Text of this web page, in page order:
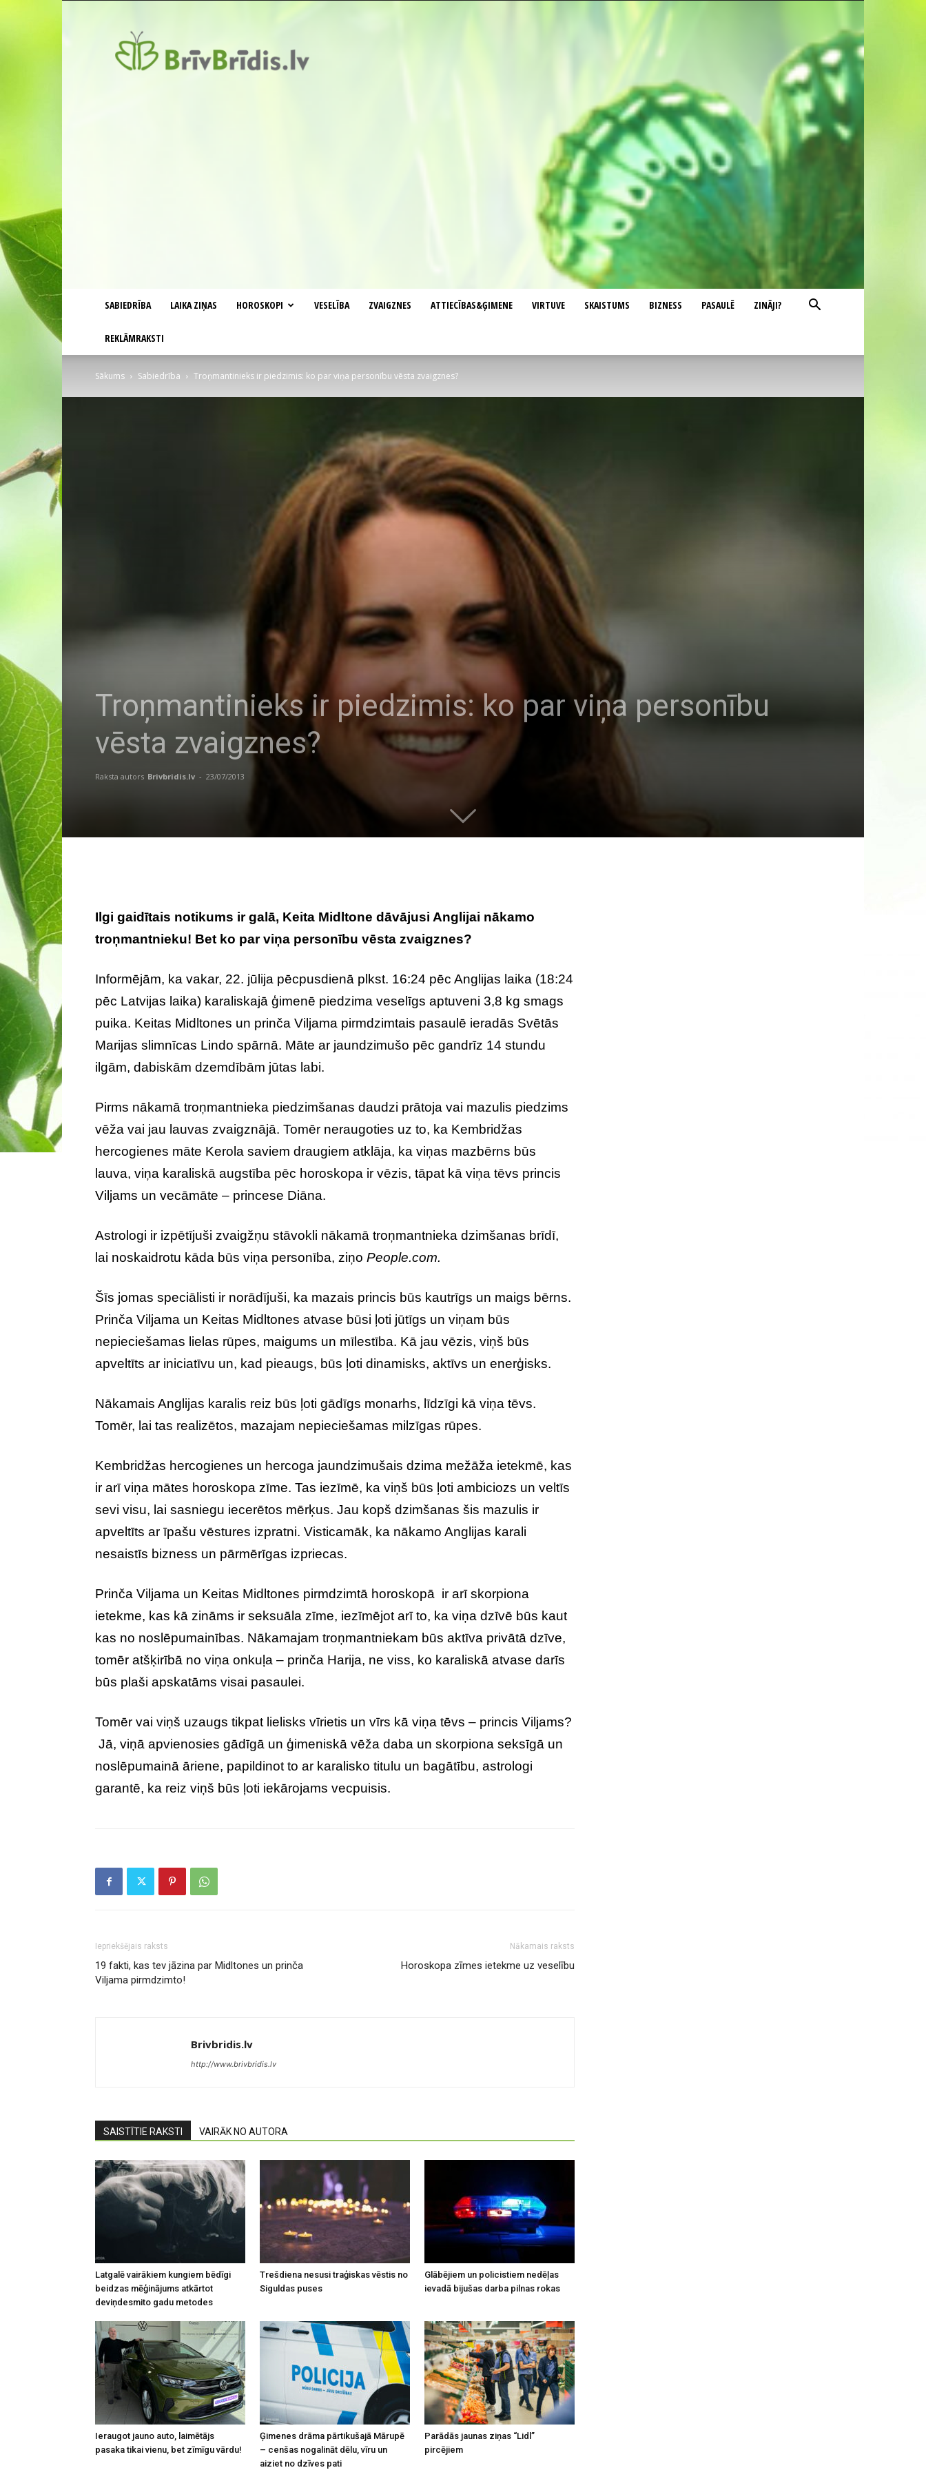
SABIEDRĪBA LAIKA ZIŅAS HOROSKOPI VESELĪBA ZVAIGZNES ATTIECĪBAS&ĢIMENE VIRTUVE SKAISTUMS BIZNESS PASAULĒ ZINĀJI?
REKLĀMRAKSTI
Sākums Sabiedrība Troņmantinieks ir piedzimis: ko par viņa personību vēsta zvaigznes?
Troņmantinieks ir piedzimis: ko par viņa personību
vēsta zvaigznes?
Raksta autors Brivbridis.lv - 23/07/2013
Ilgi gaidītais notikums ir galā, Keita Midltone dāvājusi Anglijai nākamo
troņmantnieku! Bet ko par viņa personību vēsta zvaigznes?
Informējām, ka vakar, 22. jūlija pēcpusdienā plkst. 16:24 pēc Anglijas laika (18:24
pēc Latvijas laika) karaliskajā ģimenē piedzima veselīgs aptuveni 3,8 kg smags
puika. Keitas Midltones un prinča Viljama pirmdzimtais pasaulē ieradās Svētās
Marijas slimnīcas Lindo spārnā. Māte ar jaundzimušo pēc gandrīz 14 stundu
ilgām, dabiskām dzemdībām jūtas labi.
Pirms nākamā troņmantnieka piedzimšanas daudzi prātoja vai mazulis piedzims
vēža vai jau lauvas zvaigznājā. Tomēr neraugoties uz to, ka Kembridžas
hercogienes māte Kerola saviem draugiem atklāja, ka viņas mazbērns būs
lauva, viņa karaliskā augstība pēc horoskopa ir vēzis, tāpat kā viņa tēvs princis
Viljams un vecāmāte – princese Diāna.
Astrologi ir izpētījuši zvaigžņu stāvokli nākamā troņmantnieka dzimšanas brīdī,
lai noskaidrotu kāda būs viņa personība, ziņo People.com.
Šīs jomas speciālisti ir norādījuši, ka mazais princis būs kautrīgs un maigs bērns.
Prinča Viljama un Keitas Midltones atvase būsi ļoti jūtīgs un viņam būs
nepieciešamas lielas rūpes, maigums un mīlestība. Kā jau vēzis, viņš būs
apveltīts ar iniciatīvu un, kad pieaugs, būs ļoti dinamisks, aktīvs un enerģisks.
Nākamais Anglijas karalis reiz būs ļoti gādīgs monarhs, līdzīgi kā viņa tēvs.
Tomēr, lai tas realizētos, mazajam nepieciešamas milzīgas rūpes.
Kembridžas hercogienes un hercoga jaundzimušais dzima mežāža ietekmē, kas
ir arī viņa mātes horoskopa zīme. Tas iezīmē, ka viņš būs ļoti ambiciozs un veltīs
sevi visu, lai sasniegu iecerētos mērķus. Jau kopš dzimšanas šis mazulis ir
apveltīts ar īpašu vēstures izpratni. Visticamāk, ka nākamo Anglijas karali
nesaistīs bizness un pārmērīgas izpriecas.
Prinča Viljama un Keitas Midltones pirmdzimtā horoskopā ir arī skorpiona
ietekme, kas kā zināms ir seksuāla zīme, iezīmējot arī to, ka viņa dzīvē būs kaut
kas no noslēpumainības. Nākamajam troņmantniekam būs aktīva privātā dzīve,
tomēr atšķirībā no viņa onkuļa – prinča Harija, ne viss, ko karaliskā atvase darīs
būs plaši apskatāms visai pasaulei.
Tomēr vai viņš uzaugs tikpat lielisks vīrietis un vīrs kā viņa tēvs – princis Viljams?
Jā, viņā apvienosies gādīgā un ģimeniskā vēža daba un skorpiona seksīgā un
noslēpumainā āriene, papildinot to ar karalisko titulu un bagātību, astrologi
garantē, ka reiz viņš būs ļoti iekārojams vecpuisis.
Iepriekšējais raksts
19 fakti, kas tev jāzina par Midltones un prinča
Viljama pirmdzimto!
Nākamais raksts
Horoskopa zīmes ietekme uz veselību
Brivbridis.lv
http://www.brivbridis.lv
SAISTĪTIE RAKSTI VAIRĀK NO AUTORA
Latgalē vairākiem kungiem bēdīgi
beidzas mēģinājums atkārtot
deviņdesmito gadu metodes
Trešdiena nesusi traģiskas vēstis no
Siguldas puses
Glābējiem un policistiem nedēļas
ievadā bijušas darba pilnas rokas
Ieraugot jauno auto, laimētājs
pasaka tikai vienu, bet zīmīgu vārdu!
Ģimenes drāma pārtikušajā Mārupē
– cenšas nogalināt dēlu, vīru un
aiziet no dzīves pati
Parādās jaunas ziņas “Lidl”
pircējiem